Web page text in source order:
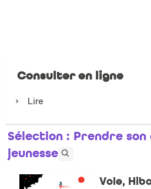
Consulter en ligne
Lire
Sélection : Prendre son
jeunesse
Vole,